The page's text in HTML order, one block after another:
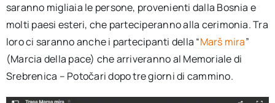
saranno migliaia le persone, provenienti dalla Bosnia e
molti paesi esteri, che parteciperanno alla cerimonia. Tra
loro ci saranno anche i partecipanti della “Marš mira”
(Marcia della pace) che arriveranno al Memoriale di
Srebrenica – Potočari dopo tre giorni di cammino.